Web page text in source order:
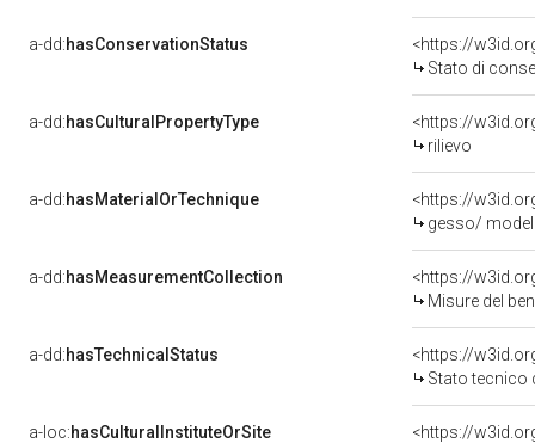
a-dd:hasConservationStatus
<https://
Stato di
a-dd:hasCulturalPropertyType
<https://
rilievo
a-dd:hasMaterialOrTechnique
<https://
gesso/
a-dd:hasMeasurementCollection
<https://
Misure del
a-dd:hasTechnicalStatus
<https://
Stato tecnico
a-loc:hasCulturalInstituteOrSite
<https://